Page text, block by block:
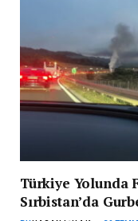
Türkiye Yolunda
Sırbistan’da